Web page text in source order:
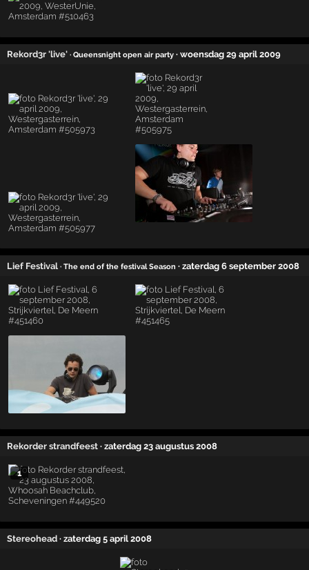
Rekord3r 'live' · Queensnight open air party · woensdag 29 april 2009
Lief Festival · The end of the festival Season · zaterdag 6 september 2008
Rekorder strandfeest · zaterdag 23 augustus 2008
1
Stereohead · zaterdag 5 april 2008